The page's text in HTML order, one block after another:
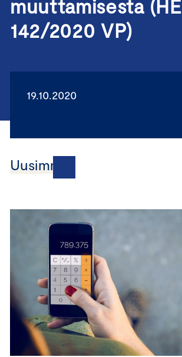
muuttamisesta (HE
142/2020 VP)
19.10.2020
Uusimmat